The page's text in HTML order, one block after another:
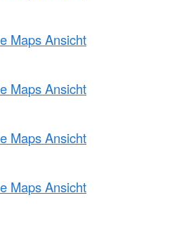
Maps Ansicht
Maps Ansicht
Maps Ansicht
Maps Ansicht